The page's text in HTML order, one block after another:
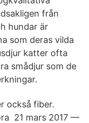
från
hundar är
som deras vilda
katter ofta
smådjur som de
också fiber.
21 mars 2017 —